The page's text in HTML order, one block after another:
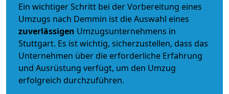
Ein wichtiger Schritt bei der Vorbereitung eines
Umzugs nach Demmin ist die Auswahl eines
zuverlässigen Umzugsunternehmens in
Stuttgart. Es ist wichtig, sicherzustellen, dass das
Unternehmen über die erforderliche Erfahrung
und Ausrüstung verfügt, um den Umzug
erfolgreich durchzuführen.